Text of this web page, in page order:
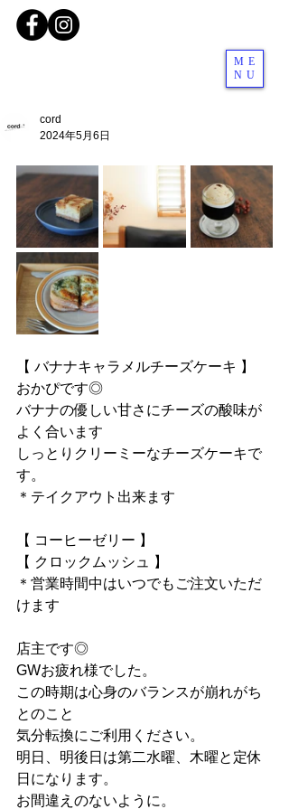
ME
NU
cord
2024年5月6日
【 バナナキャラメルチーズケーキ 】
おかぴです◎
バナナの優しい甘さにチーズの酸味が
よく合います
しっとりクリーミーなチーズケーキで
す。
＊テイクアウト出来ます
【 コーヒーゼリー 】
【 クロックムッシュ 】
＊営業時間中はいつでもご注文いただ
けます
店主です◎
GWお疲れ様でした。
この時期は心身のバランスが崩れがち
とのこと
気分転換にご利用ください。
明日、明後日は第二水曜、木曜と定休
日になります。
お間違えのないように。